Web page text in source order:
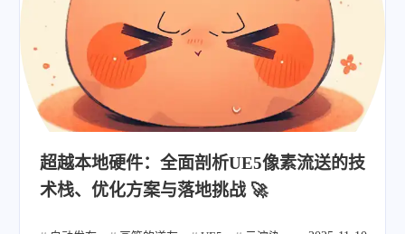
超越本地硬件：全面剖析UE5像素流送的技
术栈、优化方案与落地挑战 🚀